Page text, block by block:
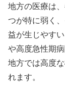
地方の医療は
つが特に弱く
益が生じやす
や高度急性期
地方では高度
れます。